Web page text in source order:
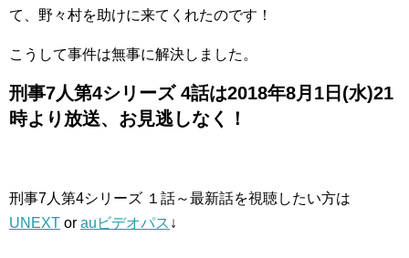
て、野々村を助けに来てくれたのです！
こうして事件は無事に解決しました。
刑事7人第4シリーズ 4話は2018年8月1日(水)21
時より放送、お見逃しなく！
刑事7人第4シリーズ １話～最新話を視聴したい方は
UNEXT or auビデオパス ↓